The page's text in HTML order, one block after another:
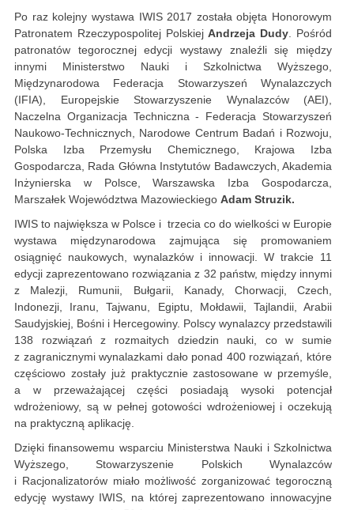
Po raz kolejny wystawa IWIS 2017 została objęta Honorowym
Patronatem Rzeczypospolitej PolskiejAndrzeja Dudy. Pośród
patronatów tegorocznej edycji wystawy znaleźli się między
innymi Ministerstwo Nauki i Szkolnictwa Wyższego,
Międzynarodowa Federacja Stowarzyszeń Wynalazczych
(IFIA), Europejskie Stowarzyszenie Wynalazców (AEI),
Naczelna Organizacja Techniczna - Federacja Stowarzyszeń
Naukowo-Technicznych, Narodowe Centrum Badań i Rozwoju,
Polska Izba Przemysłu Chemicznego, Krajowa Izba
Gospodarcza, Rada Główna Instytutów Badawczych, Akademia
Inżynierska w Polsce, Warszawska Izba Gospodarcza,
Marszałek Województwa Mazowieckiego Adam Struzik.
IWIS to największa w Polsce i trzecia co do wielkości w Europie
wystawa międzynarodowa zajmująca się promowaniem
osiągnięć naukowych, wynalazków i innowacji. W trakcie 11
edycji zaprezentowano rozwiązania z 32 państw, między innymi
z Malezji, Rumunii, Bułgarii, Kanady, Chorwacji, Czech,
Indonezji, Iranu, Tajwanu, Egiptu, Mołdawii, Tajlandii, Arabii
Saudyjskiej, Bośni i Hercegowiny. Polscy wynalazcy przedstawili
138 rozwiązań z rozmaitych dziedzin nauki, co w sumie
z zagranicznymi wynalazkami dało ponad 400 rozwiązań, które
częściowo zostały już praktycznie zastosowane w przemyśle,
a w przeważającej części posiadają wysoki potencjał
wdrożeniowy, są w pełnej gotowości wdrożeniowej i oczekują
na praktyczną aplikację.
Dzięki finansowemu wsparciu Ministerstwa Nauki i Szkolnictwa
Wyższego, Stowarzyszenie Polskich Wynalazców
i Racjonalizatorów miało możliwość zorganizować tegoroczną
edycję wystawy IWIS, na której zaprezentowano innowacyjne